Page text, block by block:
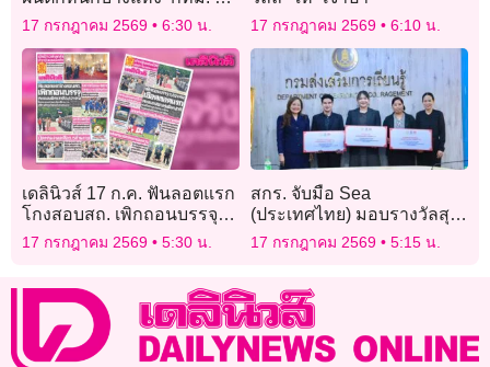
เจอฝนฟ้าคะนอง 40% ของ
17 กรกฎาคม 2569 6:30 น. 17 กรกฎาคม 2569 6:10 น.
เดลินิวส์ 17 ก.ค. ฟันลอตแรก
โกงสอบสถ. เพิกถอนบรรจุ
คะแนนผิดปกติ 3,621 คน
17 กรกฎาคม 2569 5:30 น.
สกร. จับมือ Sea
(ประเทศไทย) มอบรางวัลสุด
ยอดนักขายออนไลน์ ยก
ระดับครูสู่ผู้ประกอบการ
17 กรกฎาคม 2569 5:15 น.